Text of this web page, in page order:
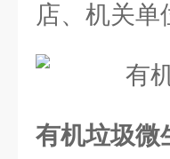
店、机关
有机垃圾微